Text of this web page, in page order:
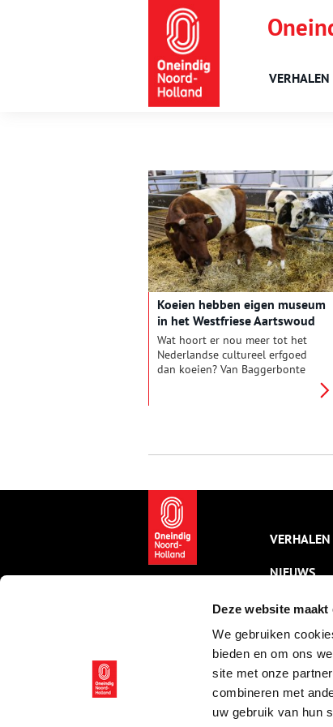
Deze website
We gebruiken
bieden en om ons
site met onze
combineren met
uw gebruik van hun
VERHALEN
Koeien hebben eigen museum
in het Westfriese Aartswoud
Wat hoort er nou meer tot het
Nederlandse cultureel erfgoed
dan koeien? Van Baggerbonte
VERHALEN
NIEUWS
KALENDER
THEMA’S
VIDEO’S